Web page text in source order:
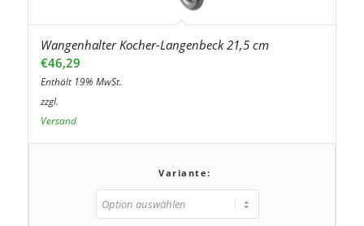
Wangenhalter Kocher-Langenbeck 21,5 cm
€46,29
Enthält 19% MwSt.
zzgl.
Versand
Variante: